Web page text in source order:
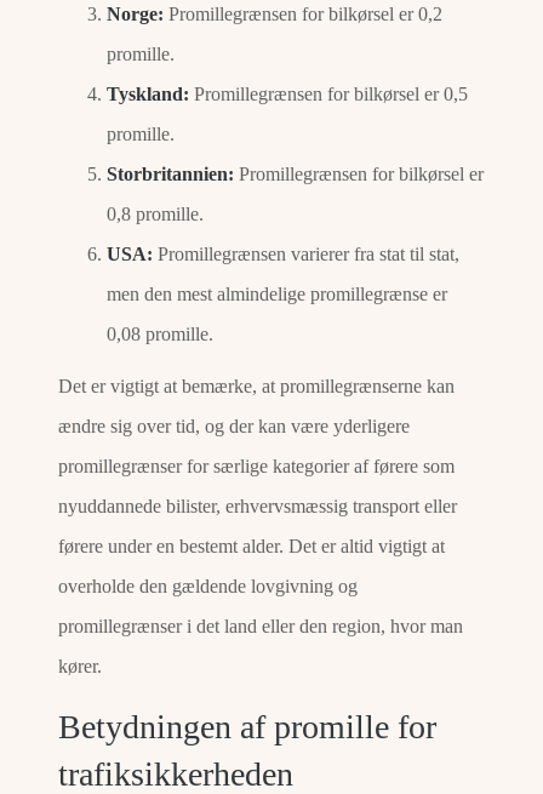
Norge: Promillegrænsen for bilkørsel er 0,2
promille.
Tyskland: Promillegrænsen for bilkørsel er 0,5
promille.
Storbritannien: Promillegrænsen for bilkørsel er
0,8 promille.
USA: Promillegrænsen varierer fra stat til stat,
men den mest almindelige promillegrænse er
0,08 promille.
Det er vigtigt at bemærke, at promillegrænserne kan
ændre sig over tid, og der kan være yderligere
promillegrænser for særlige kategorier af førere som
nyuddannede bilister, erhvervsmæssig transport eller
førere under en bestemt alder. Det er altid vigtigt at
overholde den gældende lovgivning og
promillegrænser i det land eller den region, hvor man
kører.
Betydningen af promille for
trafiksikkerheden